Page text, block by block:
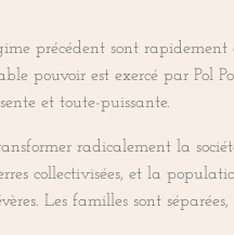
précédent sont
pouvoir est exercé par Pol
et toute-puissante.
radicalement la
collectivisées, et la
Les familles sont